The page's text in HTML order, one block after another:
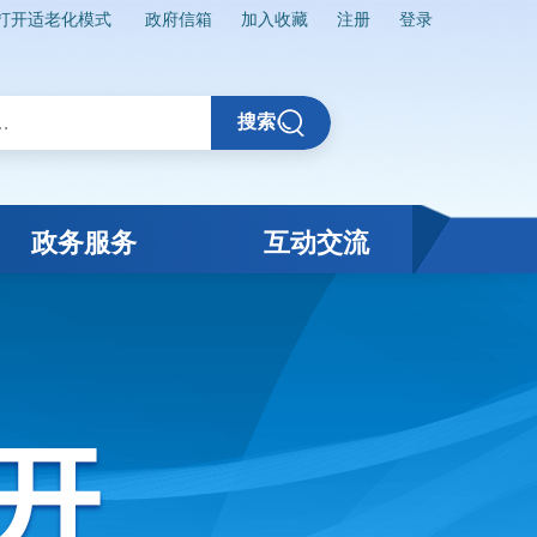
开适老化模式 政府信箱 加入收藏 注册 登录
搜索
政务服务 互动交流